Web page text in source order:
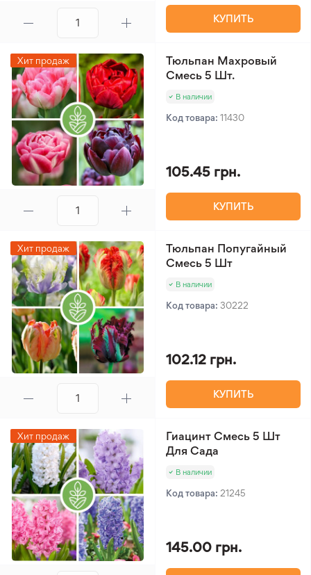
КУПИТЬ
Хит продаж
Тюльпан Махровый
Смесь 5 Шт.
В наличии
Код товара: 11430
105.45 грн.
КУПИТЬ
Хит продаж
Тюльпан Попугайный
Смесь 5 Шт
В наличии
Код товара: 30222
102.12 грн.
КУПИТЬ
Хит продаж
Гиацинт Смесь 5 Шт
Для Сада
В наличии
Код товара: 21245
145.00 грн.